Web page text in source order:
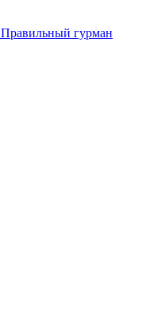
гурман